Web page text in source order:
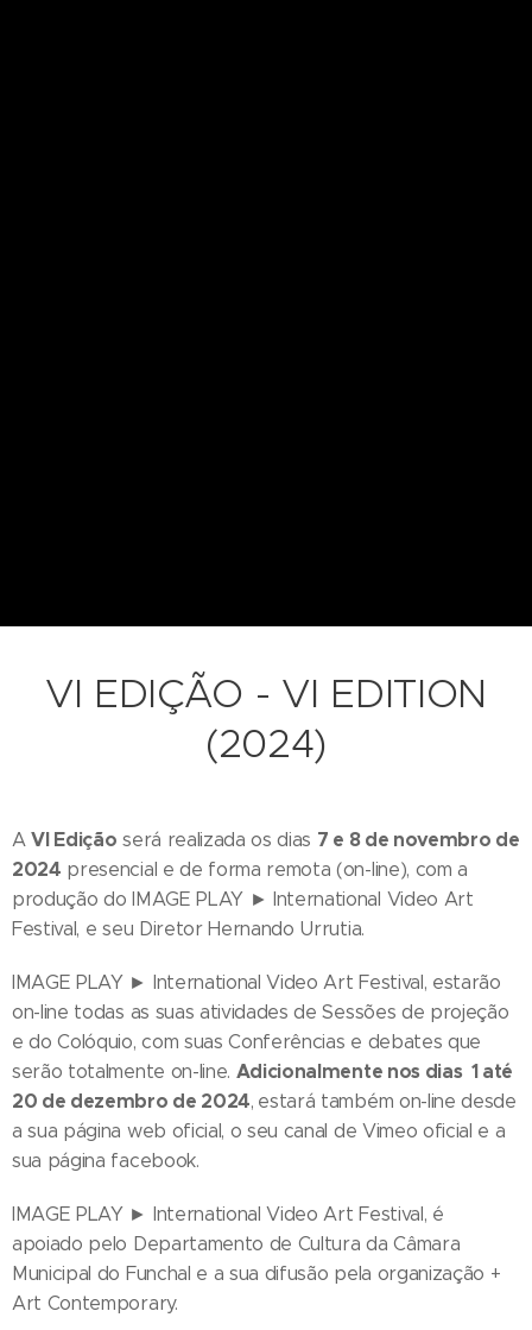
VI EDIÇÃO - VI EDITION
(2024)
AVI Edição será realizada os dias 7 e 8 de novembro de
2024 presencial e de forma remota (on-line), com a
produção do IMAGE PLAY ► International Video Art
Festival, e seu Diretor Hernando Urrutia.
IMAGE PLAY ► International Video Art Festival, estarão
on-line todas as suas atividades de Sessões de projeção
e do Colóquio, com suas Conferências e debates que
serão totalmente on-line. Adicionalmente nos dias 1 até
20 de dezembro de 2024, estará também on-line desde
a sua página web oficial, o seu canal de Vimeo oficial e a
sua página facebook.
IMAGE PLAY ► International Video Art Festival, é
apoiado pelo Departamento de Cultura da Câmara
Municipal do Funchal e a sua difusão pela organização +
Art Contemporary.